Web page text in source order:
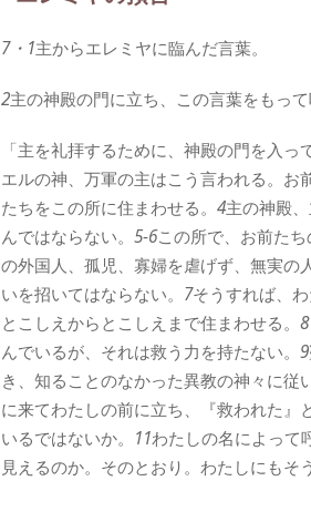
7・1主からエレミヤに臨んだ言葉。
2主の神殿の門に立ち、この言葉をもっ
「主を礼拝するために、神殿の門を入っ
エルの神、万軍の主はこう言われる。
たちをこの所に住まわせる。 4主の神殿
んではならない。 5‐6この所で、お前た
の外国人、孤児、寡婦を虐げず、無実の
いを招いてはならない。 7そうすれば、
とこしえからとこしえまで住まわせる。 8
んでいるが、それは救う力を持たない。 9
き、知ることのなかった異教の神々に従
に来てわたしの前に立ち、『救われた』
いるではないか。 11わたしの名によって
見えるのか。そのとおり。わたしにもそ